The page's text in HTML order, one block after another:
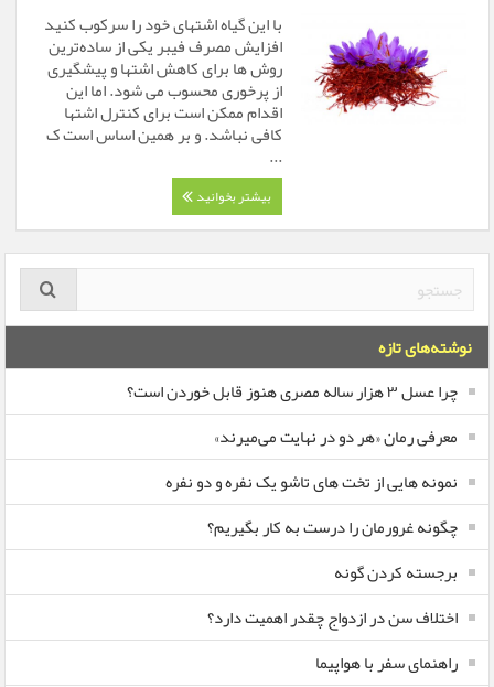
با این گیاه اشتهای خود را سرکوب کنید
افزایش مصرف فیبر یکی از ساده‌ترین
روش ها برای کاهش اشتها و پیشگیری
از پرخوری محسوب می شود. اما این
اقدام ممکن است برای کنترل اشتها
کافی نباشد. و بر همین اساس است ک
...
بیشتر بخوانید
نوشته‌های تازه
چرا عسل ۳ هزار ساله‌ مصری هنوز قابل خوردن است؟
معرفی رمان «هر دو در نهایت می‌میرند»
نمونه هایی از تخت های تاشو یک نفره و دو نفره
چگونه غرورمان را درست به کار بگیریم؟
برجسته کردن گونه
اختلاف سن در ازدواج چقدر اهمیت دارد؟
راهنمای سفر با هواپیما